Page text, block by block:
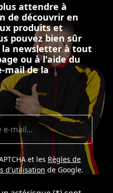
attendre à
de découvrir en
produits et
pouvez bien sûr
la newsletter à tout
ou à l'aide du
mail de la
et les Règles de
d'utilisation de Google.